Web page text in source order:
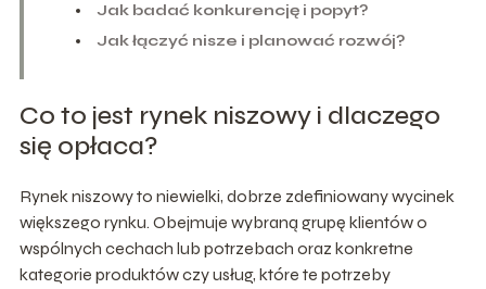
Jak badać konkurencję i popyt?
Jak łączyć nisze i planować rozwój?
Co to jest rynek niszowy i dlaczego
się opłaca?
Rynek niszowy to niewielki, dobrze zdefiniowany wycinek
większego rynku. Obejmuje wybraną grupę klientów o
wspólnych cechach lub potrzebach oraz konkretne
kategorie produktów czy usług, które te potrzeby